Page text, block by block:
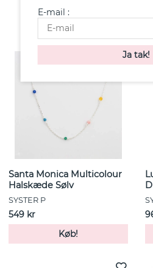
Andre
Santa Monica Multicolour
Halskæde Sølv
SYSTER P
549 kr
Køb!
E-mail :